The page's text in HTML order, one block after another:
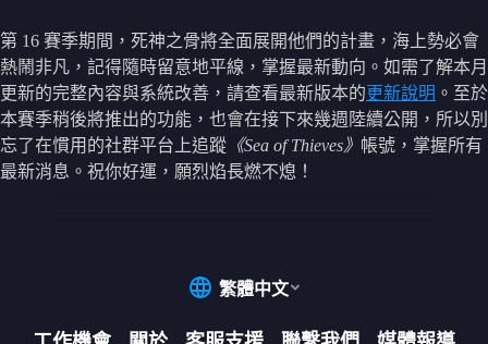
第 16 賽季期間，死神之骨將全面展開他們的計畫，海上勢必會
熱鬧非凡，記得隨時留意地平線，掌握最新動向。如需了解本月
更新的完整內容與系統改善，請查看最新版本的更新說明 。至於
本賽季稍後將推出的功能，也會在接下來幾週陸續公開，所以別
忘了在慣用的社群平台上追蹤 《Sea of Thieves》 帳號，掌握所有
最新消息。祝你好運，願烈焰長燃不熄！